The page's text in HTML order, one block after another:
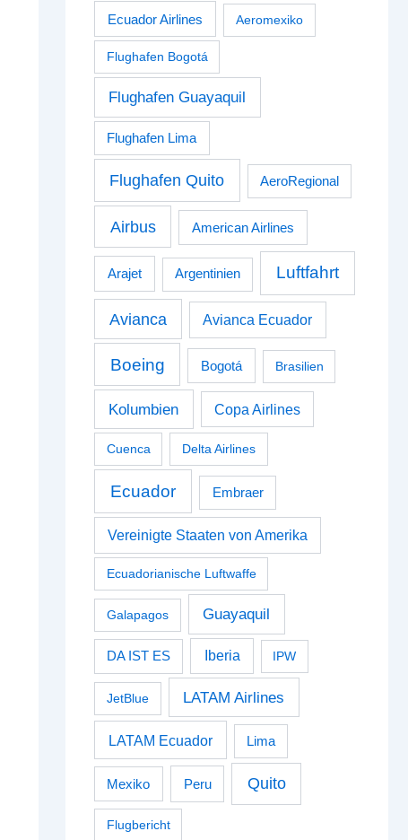
Ecuador Airlines Aeromexiko
Flughafen Bogotá
Flughafen Guayaquil
Flughafen Lima
Flughafen Quito AeroRegional
Airbus American Airlines
Arajet Argentinien Luftfahrt
Avianca Avianca Ecuador
Boeing Bogotá Brasilien
Kolumbien Copa Airlines
Cuenca Delta Airlines
Ecuador Embraer
Vereinigte Staaten von Amerika
Ecuadorianische Luftwaffe
Galapagos Guayaquil
DA IST ES Iberia IPW
JetBlue LATAM Airlines
LATAM Ecuador Lima
Mexiko Peru Quito
Flugbericht